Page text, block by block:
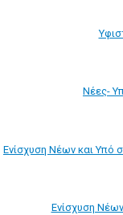
Νέες-
Ενίσχυση Νέων και Υπό
Ενίσχυση